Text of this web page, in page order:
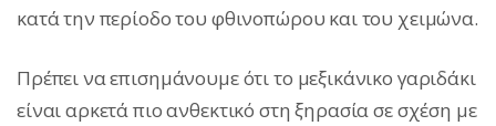
κατά την περίοδο του φθινοπώρου και του χειμώνα.
Πρέπει να επισημάνουμε ότι το μεξικάνικο γαριδάκι
είναι αρκετά πιο ανθεκτικό στη ξηρασία σε σχέση με